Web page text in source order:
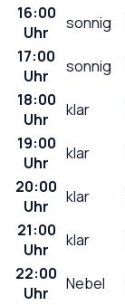
16:00
Uhr
sonnig
17:00
Uhr
sonnig
18:00
Uhr
klar
19:00
Uhr
klar
20:00
Uhr
klar
21:00
Uhr
klar
22:00
Uhr
Nebel